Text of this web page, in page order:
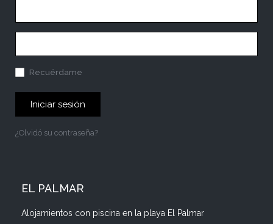
Recuérdame
Iniciar sesión
¿Olvidó su contraseña?
EL PALMAR
Alojamientos con piscina en la playa El Palmar